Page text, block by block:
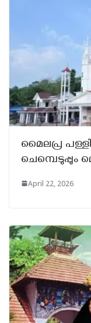
മൈലപ്ര
ചെമ്പെടുപ്പും
April 22, 2026